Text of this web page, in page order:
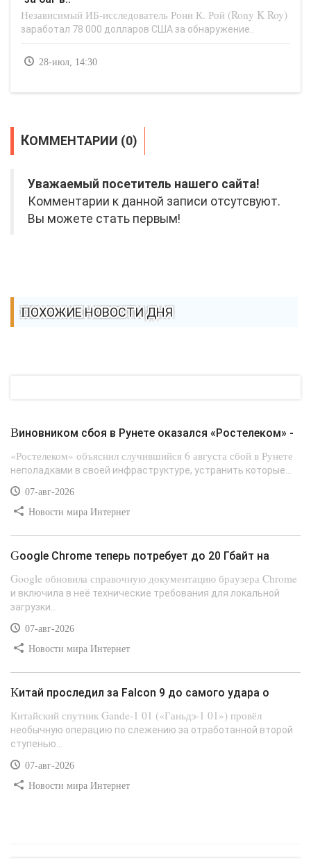
Независимый ИБ-исследователь Рони К. Рой (Rony K Roy)
заработал 78 000 долларов США за обнаружение..
28-июл, 14:30
КОММЕНТАРИИ (0)
Уважаемый посетитель нашего сайта!
Комментарии к данной записи отсутсвуют.
Вы можете стать первым!
ПОХОЖИЕ НОВОСТИ ДНЯ
Виновником сбоя в Рунете оказался «Ростелеком» -
«Ростелеком» объяснил случившийся 6 августа сбой в Рунете
неполадками в своей инфраструктуре, устранить которые...
07-авг-2026
Новости мира Интернет
Google Chrome теперь потребует до 20 Гбайт на
Google обновила справочную документацию браузера Chrome
и включила в неё технические требования для локальной
загрузки...
07-авг-2026
Новости мира Интернет
Китай проследил за Falcon 9 до самого удара о
Китайский спутник Gande-1 01 («Ганьдэ-1 01») провёл
необычную операцию по слежению за отработанной второй
ступенью...
07-авг-2026
Новости мира Интернет